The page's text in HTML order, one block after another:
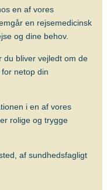
test.
til
Børn op til 12
vaccineret
forudgået af
(i
en af vores
en rejsemedicinsk
og dine behov.
du bliver vejledt om de
netop din
i en af vores
rolige og trygge
af sundhedsfagligt